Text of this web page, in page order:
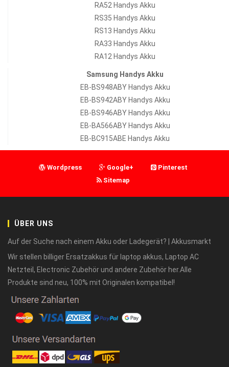
RA52 Handys Akku
RS35 Handys Akku
RS13 Handys Akku
RA33 Handys Akku
RA12 Handys Akku
Samsung Handys Akku
EB-BS948ABY Handys Akku
EB-BS942ABY Handys Akku
EB-BS946ABY Handys Akku
EB-BA566ABY Handys Akku
EB-BC915ABE Handys Akku
Wordpress Google+
Pinterest
Sitemap
ÜBER UNS
Auf der Suche nach einem Akku oder Ladegerät? | Akkusmarkt
Wir stellen billiger Ersatzakkus für laptop akkus, Laptop AC
Netzteil, Electronic Zubehör und andere Zubehör her.Alle
Produkte sind neu, 100% mit Originalen kompatibel!